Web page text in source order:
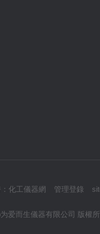
化工儀器網 管理登錄
爱而生儀器有限公司 版權